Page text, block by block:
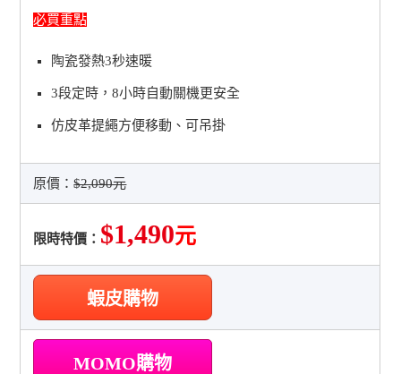
必買重點
陶瓷發熱3秒速暖
3段定時，8小時自動關機更安全
仿皮革提繩方便移動、可吊掛
原價：$2,090元
限時特價： $1,490元
蝦皮購物
MOMO購物